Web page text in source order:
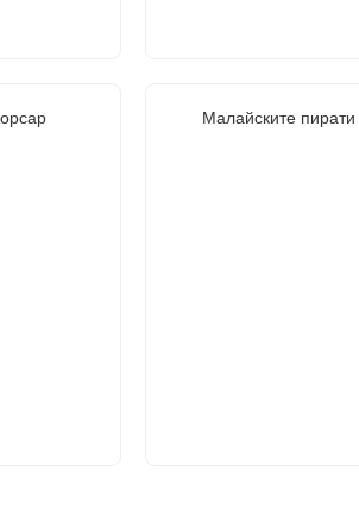
Малайските пирати